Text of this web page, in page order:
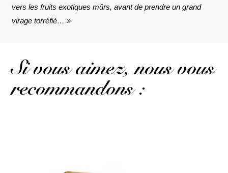
vers les fruits exotiques mûrs, avant de prendre un grand
virage torréfié… »
Si vous aimez, nous vous
recommandons :